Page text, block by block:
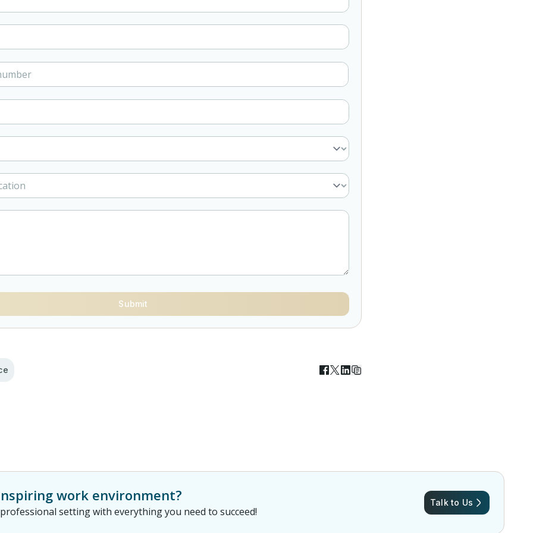
Submit
work environment?
setting with everything you need to succeed!
Talk to Us